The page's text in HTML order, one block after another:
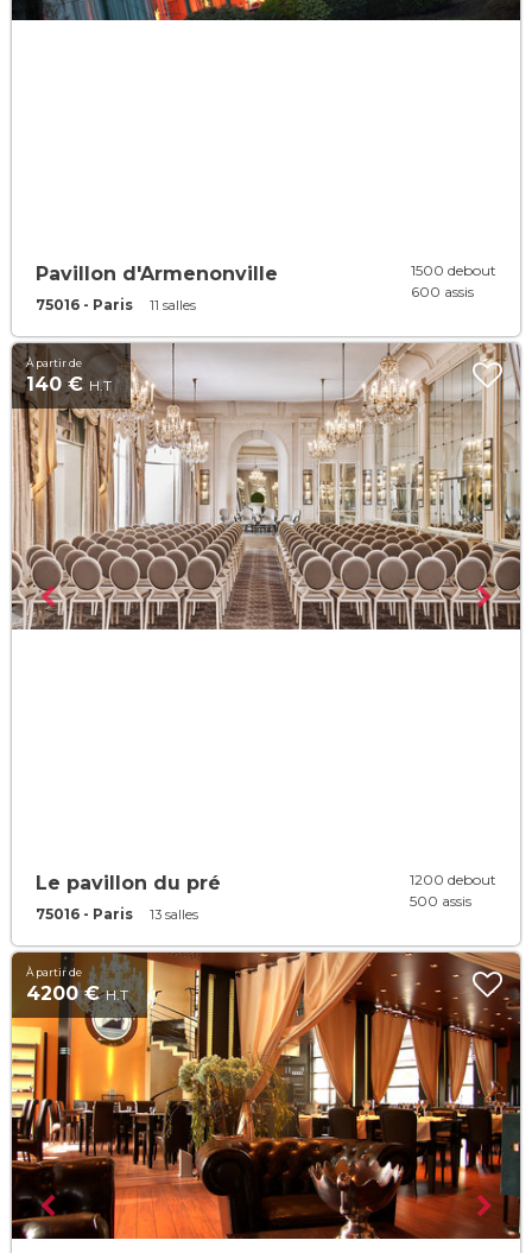
Pavillon d'Armenonville
75016 - Paris 11 salles
1500 debout
600 assis
À partir de
140 € H.T
Le pavillon du pré
75016 - Paris 13 salles
1200 debout
500 assis
À partir de
4200 €H.T